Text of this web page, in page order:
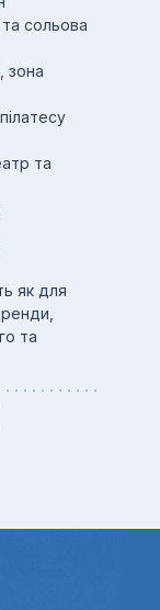
сольова
зона
та
як для
та